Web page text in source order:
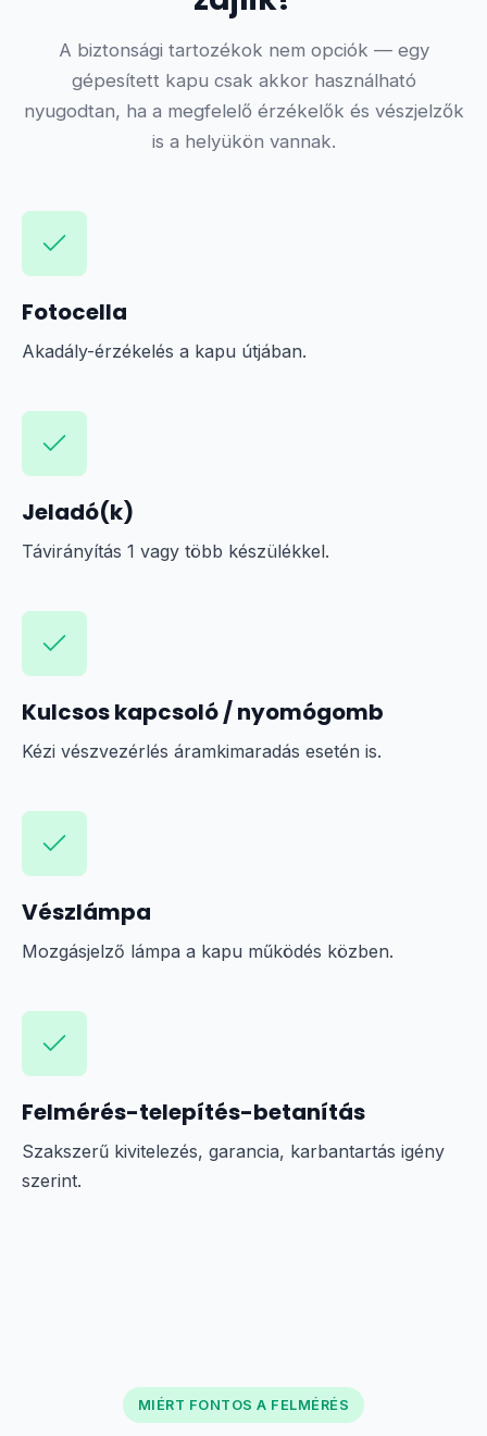
A biztonsági tartozékok nem opciók — egy
gépesített kapu csak akkor használható
nyugodtan, ha a megfelelő érzékelők és vészjelzők
is a helyükön vannak.
Fotocella
Akadály-érzékelés a kapu útjában.
Jeladó(k)
Távirányítás 1 vagy több készülékkel.
Kulcsos kapcsoló / nyomógomb
Kézi vészvezérlés áramkimaradás esetén is.
Vészlámpa
Mozgásjelző lámpa a kapu működés közben.
Felmérés-telepítés-betanítás
Szakszerű kivitelezés, garancia, karbantartás igény
szerint.
MIÉRT FONTOS A FELMÉRÉS